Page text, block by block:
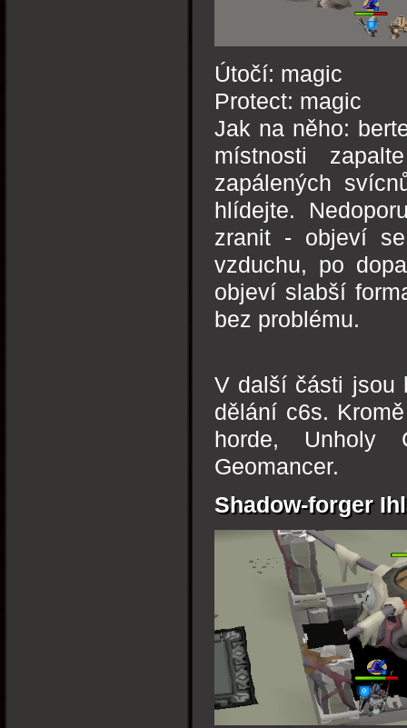
Útočí: magic
Protect: magic
Jak na něho:
místnosti
zapálených
hlídejte.
zranit - objeví
vzduchu, po
objeví slabší
bez problému.
V další části jsou
dělání c6s.
horde, Unholy
Geomancer.
Shadow-forger